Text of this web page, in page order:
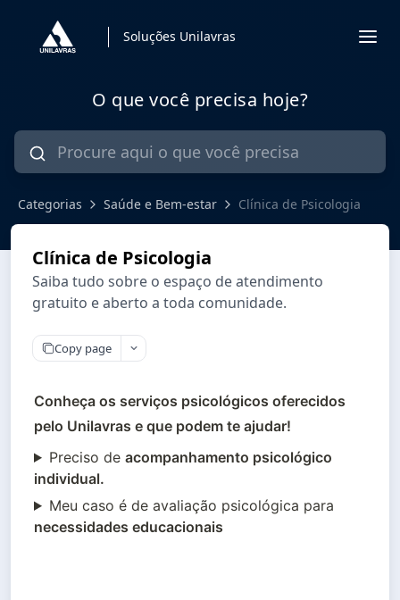
Soluções Unilavras
O que você precisa hoje?
Categorias Saúde e Bem-estar Clínica de Psicologia
Clínica de Psicologia
Saiba tudo sobre o espaço de atendimento
gratuito e aberto a toda comunidade.
Copy page
Conheça os serviços psicológicos oferecidos
pelo Unilavras e que podem te ajudar!
Preciso de acompanhamento psicológico
individual.
Meu caso é de avaliação psicológica para
necessidades educacionais